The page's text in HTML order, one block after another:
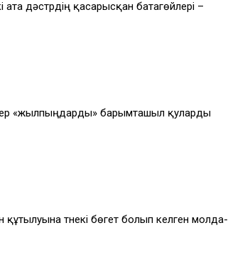
дәстүрдің қасарысқан батагөйлері –
«жылпыңдарды» барымташыл қуларды
түнекі бөгет болып келген молда-